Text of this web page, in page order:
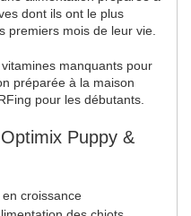
dont ils ont le plus
premiers mois de leur vie.
manquants pour
préparée à la maison
pour les débutants.
Puppy &
croissance